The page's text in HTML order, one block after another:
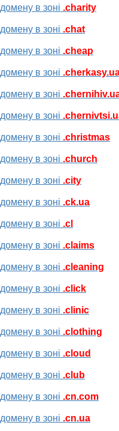
в зоні .charity
в зоні .chat
в зоні .cheap
в зоні
в зоні
в зоні
в зоні .christmas
в зоні .church
в зоні .city
в зоні .ck.ua
в зоні .cl
в зоні .claims
в зоні .cleaning
в зоні .click
в зоні .clinic
в зоні .clothing
в зоні .cloud
в зоні .club
в зоні .cn.com
в зоні .cn.ua